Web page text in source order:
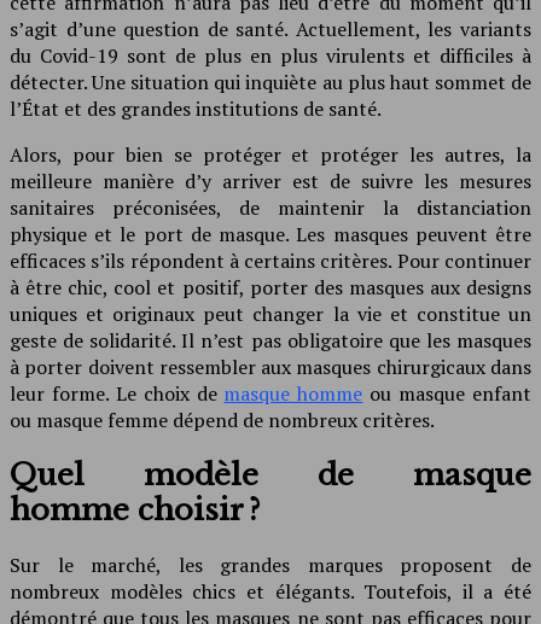
s’agit d’une question de santé. Actuellement, les variants
du Covid-19 sont de plus en plus virulents et difficiles à
détecter. Une situation qui inquiète au plus haut sommet de
l’État et des grandes institutions de santé.
Alors, pour bien se protéger et protéger les autres, la
meilleure manière d’y arriver est de suivre les mesures
sanitaires préconisées, de maintenir la distanciation
physique et le port de masque. Les masques peuvent être
efficaces s’ils répondent à certains critères. Pour continuer
à être chic, cool et positif, porter des masques aux designs
uniques et originaux peut changer la vie et constitue un
geste de solidarité. Il n’est pas obligatoire que les masques
à porter doivent ressembler aux masques chirurgicaux dans
leur forme. Le choix de masque homme ou masque enfant
ou masque femme dépend de nombreux critères.
Quel modèle de masque
homme choisir ?
Sur le marché, les grandes marques proposent de
nombreux modèles chics et élégants. Toutefois, il a été
démontré que tous les masques ne sont pas efficaces pour